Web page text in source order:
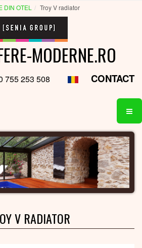
DIN OTEL Troy V radiator
MODERNE.RO
755 253 508 CONTACT
V RADIATOR